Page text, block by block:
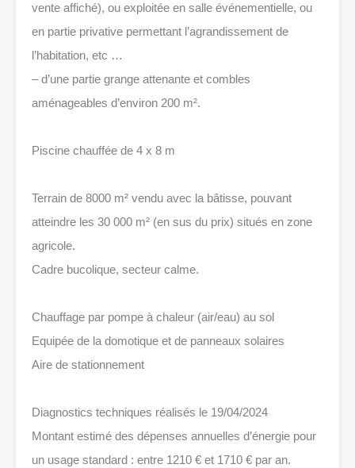
vente affiché), ou exploitée en salle événementielle, ou
en partie privative permettant l’agrandissement de
l’habitation, etc …
– d’une partie grange attenante et combles
aménageables d’environ 200 m².
Piscine chauffée de 4 x 8 m
Terrain de 8000 m² vendu avec la bâtisse, pouvant
atteindre les 30 000 m² (en sus du prix) situés en zone
agricole.
Cadre bucolique, secteur calme.
Chauffage par pompe à chaleur (air/eau) au sol
Equipée de la domotique et de panneaux solaires
Aire de stationnement
Diagnostics techniques réalisés le 19/04/2024
Montant estimé des dépenses annuelles d’énergie pour
un usage standard : entre 1210 € et 1710 € par an.